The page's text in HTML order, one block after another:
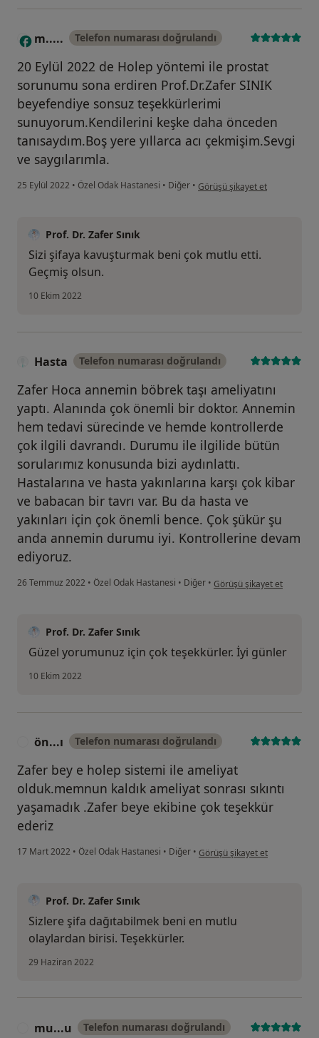
M m..... Telefon numarası doğrulandı
20 Eylül 2022 de Holep yöntemi ile prostat
sorunumu sona erdiren Prof.Dr.Zafer SINIK
beyefendiye sonsuz teşekkürlerimi
sunuyorum.Kendilerini keşke daha önceden
tanısaydım.Boş yere yıllarca acı çekmişim.Sevgi
ve saygılarımla.
25 Eylül 2022 • Özel Odak Hastanesi • Diğer • kullanıcının görüşüne göre
Görüşü şikayet et
Prof. Dr. Zafer Sınık
Sizi şifaya kavuşturmak beni çok mutlu etti.
Geçmiş olsun.
10 Ekim 2022
Hasta Telefon numarası doğrulandı
Zafer Hoca annemin böbrek taşı ameliyatını
yaptı. Alanında çok önemli bir doktor. Annemin
hem tedavi sürecinde ve hemde kontrollerde
çok ilgili davrandı. Durumu ile ilgilide bütün
sorularımız konusunda bizi aydınlattı.
Hastalarına ve hasta yakınlarına karşı çok kibar
ve babacan bir tavrı var. Bu da hasta ve
yakınları için çok önemli bence. Çok şükür şu
anda annemin durumu iyi. Kontrollerine devam
ediyoruz.
26 Temmuz 2022 • Özel Odak Hastanesi • Diğer • kullanıcının görüşüne
Görüşü şikayet et
Prof. Dr. Zafer Sınık
Güzel yorumunuz için çok teşekkürler. İyi günler
10 Ekim 2022
ön...ı Telefon numarası doğrulandı
Zafer bey e holep sistemi ile ameliyat
olduk.memnun kaldık ameliyat sonrası sıkıntı
yaşamadık .Zafer beye ekibine çok teşekkür
ederiz
17 Mart 2022 • Özel Odak Hastanesi • Diğer • kullanıcının görüşüne göre
Görüşü şikayet et
Prof. Dr. Zafer Sınık
Sizlere şifa dağıtabilmek beni en mutlu
olaylardan birisi. Teşekkürler.
29 Haziran 2022
mu...u Telefon numarası doğrulandı